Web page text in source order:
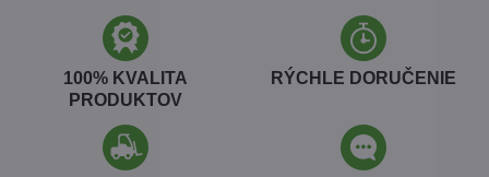
100% KVALITA
PRODUKTOV
RÝCHLE DORUČENIE